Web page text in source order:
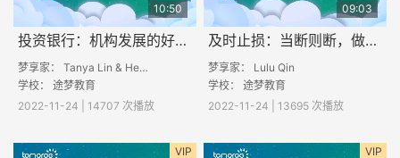
10:50
投资银行：机构发展的好帮手
梦享家： Tanya Lin & Helen Wang
学校： 途梦教育
2022-11-24 | 14707 次播放
09:03
及时止损：当断则断，做人生靠谱的“操盘手”
梦享家： Lulu Qin
学校： 途梦教育
2022-11-24 | 13695 次播放
VIP VIP